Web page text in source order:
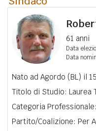
61 anni
Data
Data
Nato ad Agordo (BL) il
Titolo di Studio: Laurea
Categoria
Partito/Coalizione: Per